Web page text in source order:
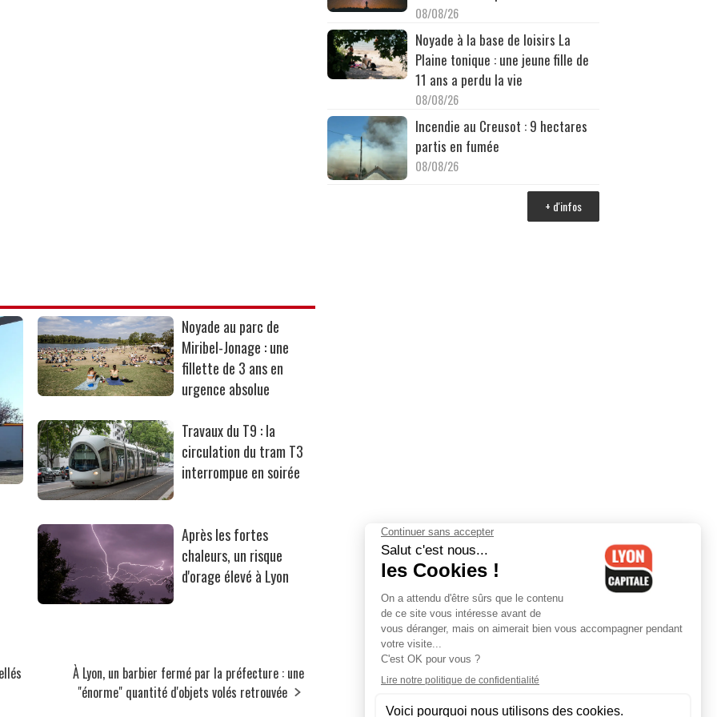
Noyade au parc de
Miribel-Jonage : une
fillette de 3 ans en
urgence absolue
Travaux du T9 : la
circulation du tram T3
interrompue en soirée
Après les fortes
chaleurs, un risque
d'orage élevé à Lyon
À Lyon, un barbier fermé par la préfecture : une
"énorme" quantité d'objets volés retrouvée
08/08/26
Noyade à la base de loisirs La
Plaine tonique : une jeune fille de
11 ans a perdu la vie
08/08/26
Incendie au Creusot : 9 hectares
partis en fumée
08/08/26
+ d'infos